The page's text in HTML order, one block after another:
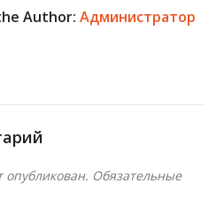
Author:Администратор
Обязательные